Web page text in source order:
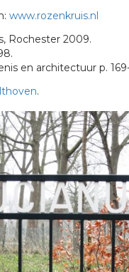
www.rozenkruis.nl
Rochester 2009.
en architectuur p.
.